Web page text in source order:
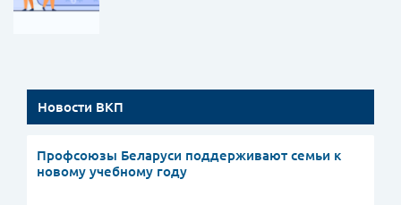
Новости ВКП
Профсоюзы Беларуси поддерживают семьи к
новому учебному году